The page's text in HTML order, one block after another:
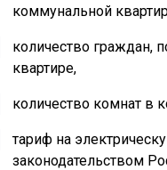
коммунальной
количество граждан,
квартире,
количество комнат в
тариф на
законодательством